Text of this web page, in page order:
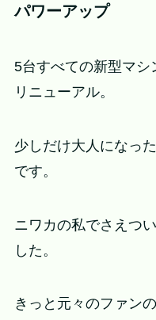
パワーアップ
5台すべての新型マシ
リニューアル。
少しだけ大人になっ
です。
ニワカの私でさえつ
した。
きっと元々のファン